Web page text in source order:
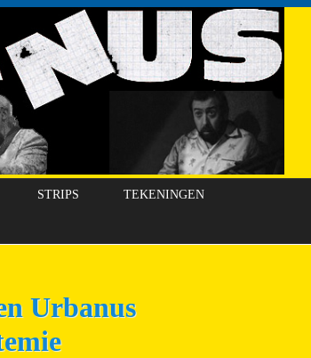
STRIPS TEKENINGEN
Urbanus